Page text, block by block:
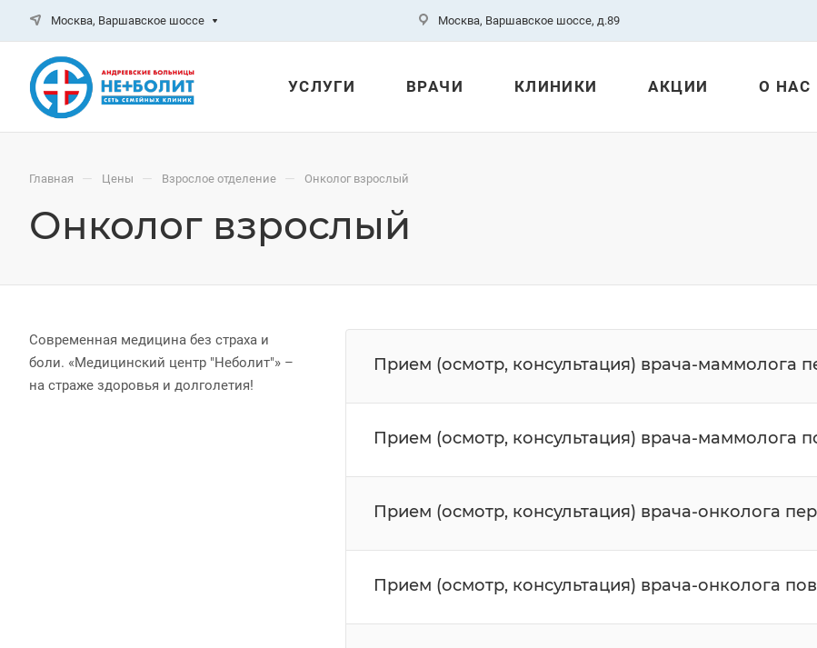
Москва, Варшавское шоссе Москва, Варшавское шоссе, д.89
УСЛУГИ ВРАЧИ КЛИНИКИ АКЦИИ О НАС
Главная — Цены — Взрослое отделение — Онколог взрослый
Онколог взрослый
Прием (осмотр, консультация) врача-маммолога
Прием (осмотр, консультация) врача-маммолога
Прием (осмотр, консультация) врача-онколога
Прием (осмотр, консультация) врача-онколога
Современная медицина без страха и
боли. «Медицинский центр "Неболит"» –
на страже здоровья и долголетия!